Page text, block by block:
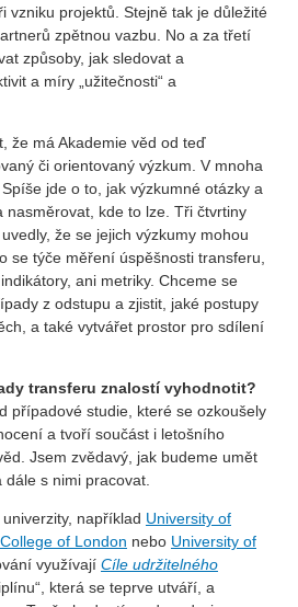
vzniku projektů. Stejně tak je důležité
zpětnou vazbu. No a za třetí
způsoby, jak sledovat a
a míry „užitečnosti“ a
že má Akademie věd od teď
či orientovaný výzkum. V mnoha
jde o to, jak výzkumné otázky a
nasměrovat, kde to lze. Tři čtvrtiny
že se jejich výzkumy mohou
se týče měření úspěšnosti transferu,
ani metriky. Chceme se
z odstupu a zjistit, jaké postupy
a také vytvářet prostor pro sdílení
transferu znalostí vyhodnotit?
případové studie, které se ozkoušely
a tvoří součást i letošního
Jsem zvědavý, jak budeme umět
dále s nimi pracovat.
například University of
of London nebo University of
využívají Cíle udržitelného
která se teprve utváří, a